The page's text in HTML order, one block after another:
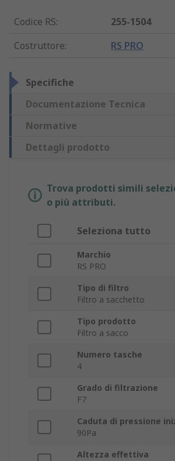
Codice RS:
255-1504
Costruttore: RS PRO
Specifiche
Documentazione Tecnica
Normative
Dettagli prodotto
Trova prodotti simili
o più attributi.
Seleziona tutto
Marchio
RS PRO
Tipo di filtro
Filtro a sacchetto
Tipo prodotto
Filtro a sacco
Numero tasche
4
Grado di filtrazione
F7
Caduta di pressione
90Pa
Altezza effettiva